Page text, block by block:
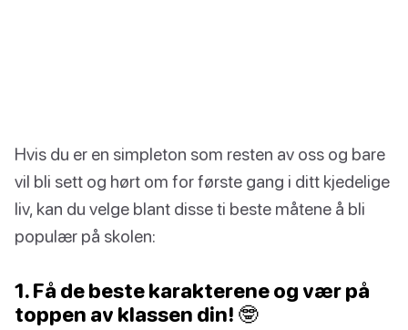
Hvis du er en simpleton som resten av oss og bare
vil bli sett og hørt om for første gang i ditt kjedelige
liv, kan du velge blant disse ti beste måtene å bli
populær på skolen:
1. Få de beste karakterene og vær på
toppen av klassen din! 🤓